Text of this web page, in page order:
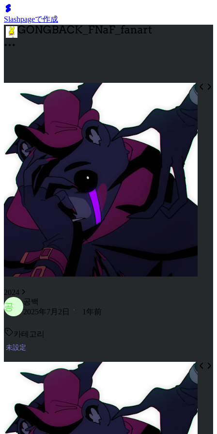
Slashpageで作成
2024
공
공백
2025年7月2日
1年前
카테고리
未設定